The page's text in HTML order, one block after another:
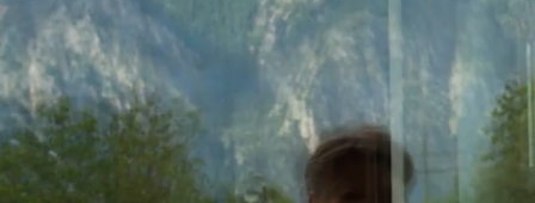
Wellness & Aktiv
Restaurant & Bar
Erleben
Sommer